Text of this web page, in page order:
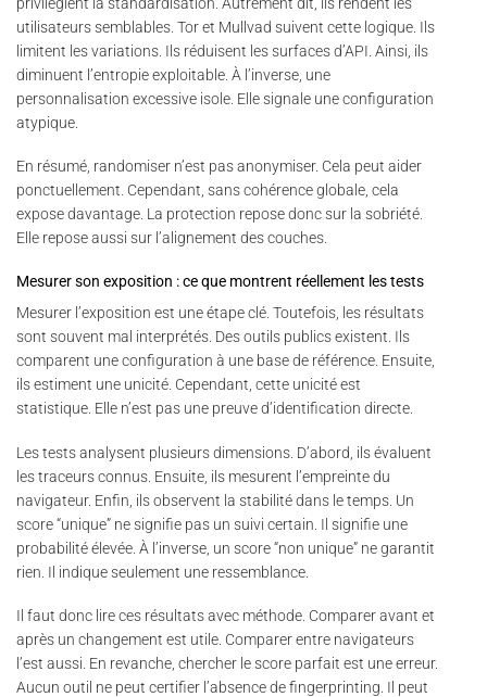
utilisateurs semblables. Tor et Mullvad suivent cette logique. Ils
limitent les variations. Ils réduisent les surfaces d’API. Ainsi, ils
diminuent l’entropie exploitable. À l’inverse, une
personnalisation excessive isole. Elle signale une configuration
atypique.
En résumé, randomiser n’est pas anonymiser. Cela peut aider
ponctuellement. Cependant, sans cohérence globale, cela
expose davantage. La protection repose donc sur la sobriété.
Elle repose aussi sur l’alignement des couches.
Mesurer son exposition : ce que montrent réellement les tests
Mesurer l’exposition est une étape clé. Toutefois, les résultats
sont souvent mal interprétés. Des outils publics existent. Ils
comparent une configuration à une base de référence. Ensuite,
ils estiment une unicité. Cependant, cette unicité est
statistique. Elle n’est pas une preuve d’identification directe.
Les tests analysent plusieurs dimensions. D’abord, ils évaluent
les traceurs connus. Ensuite, ils mesurent l’empreinte du
navigateur. Enfin, ils observent la stabilité dans le temps. Un
score “unique” ne signifie pas un suivi certain. Il signifie une
probabilité élevée. À l’inverse, un score “non unique” ne garantit
rien. Il indique seulement une ressemblance.
Il faut donc lire ces résultats avec méthode. Comparer avant et
après un changement est utile. Comparer entre navigateurs
l’est aussi. En revanche, chercher le score parfait est une erreur.
Aucun outil ne peut certifier l’absence de fingerprinting. Il peut